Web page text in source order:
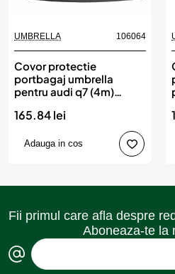
UMBRELLA 106064
Covor protectie
portbagaj umbrella
pentru audi q7 (4m)
165.84 lei
Adauga in cos
Fii primul care afla despre
Aboneaza-te la